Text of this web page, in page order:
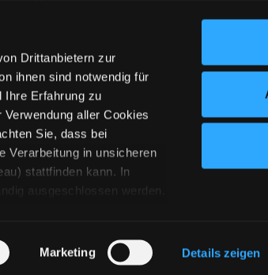
Drittanbietern zur
ihnen sind notwendig für
Ihre Erfahrung zu
aller Cookies
Sie, dass bei
Verarbeitung in unsicheren
stattfinden kann. In
ausgeschlossen werden.
Cookies und ähnlichen
unter dem Button links
Marketing Details zeigen
Newsletter
und keine Veranstaltung
jetzt abonnieren